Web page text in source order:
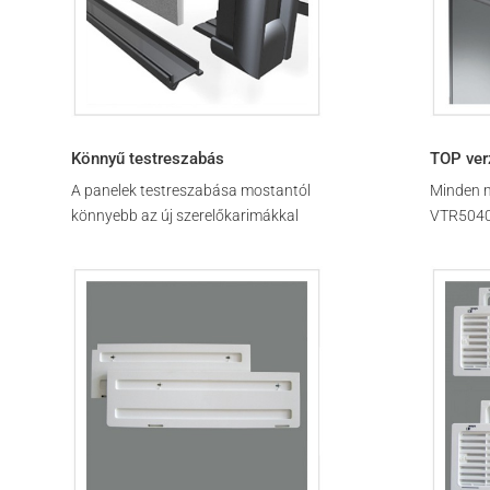
Könnyű testreszabás
A panelek testreszabása mostantól
könnyebb az új szerelőkarimákkal
TOP
Minden